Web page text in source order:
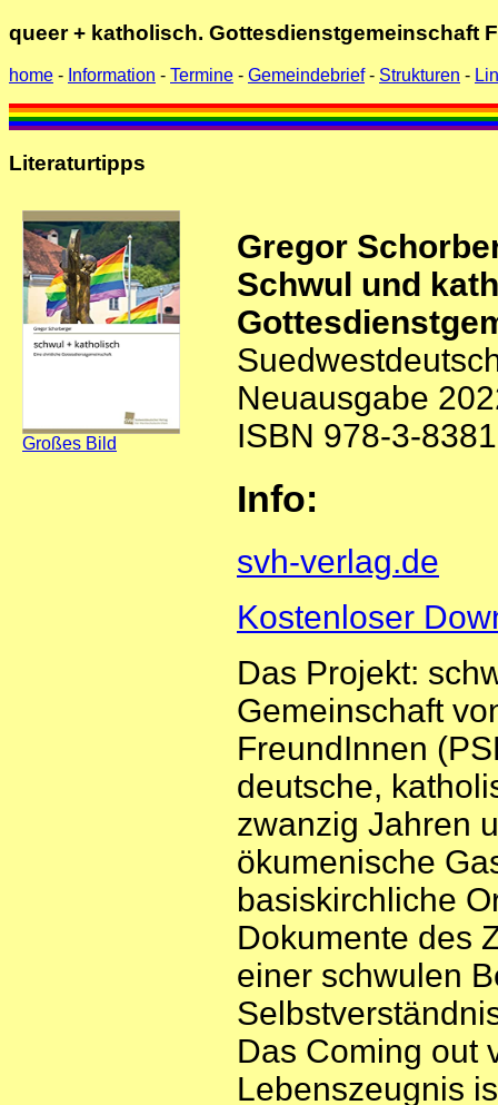
queer + katholisch. Gottesdienstgemeinschaft
home - Information - Termine - Gemeindebrief- Strukturen -
Literaturtipps
Großes Bild
Gregor
Schwul und
Neuausgabe
ISBN 978-3-
Info:
svh-verlag.de
Kostenloser
Das Projekt:
Gemeinschaft
FreundInnen
deutsche,
zwanzig Jahren
ökumenische
basiskirchliche
Dokumente des
einer schwulen
Das Coming out
Lebenszeugnis